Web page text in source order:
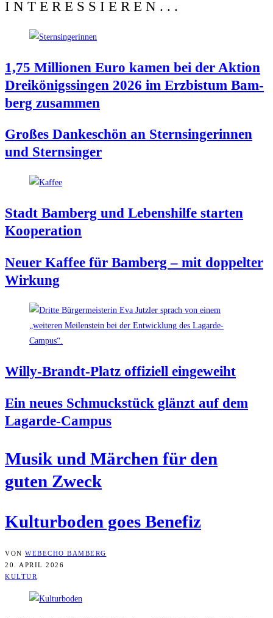
INTERESSIEREN...
1,75 Mil­lio­nen Euro kamen bei der Akti­on
Drei­kö­nigs­sin­gen 2026 im Erz­bis­tum Bam­
berg zusammen
Gro­ßes Dan­ke­schön an Stern­sin­ge­rin­nen
und Sternsinger
Stadt Bam­berg und Lebens­hil­fe star­ten
Kooperation
Neu­er Kaf­fee für Bam­berg – mit dop­pel­ter
Wirkung
Wil­ly-Brandt-Platz offi­zi­ell eingeweiht
Ein neu­es Schmuck­stück glänzt auf dem
Lagarde-Campus
Musik und Mär­chen für den
guten Zweck
Kul­tur­bo­den goes Benefiz
VON WEBECHO BAMBERG
20. APRIL 2026
KULTUR